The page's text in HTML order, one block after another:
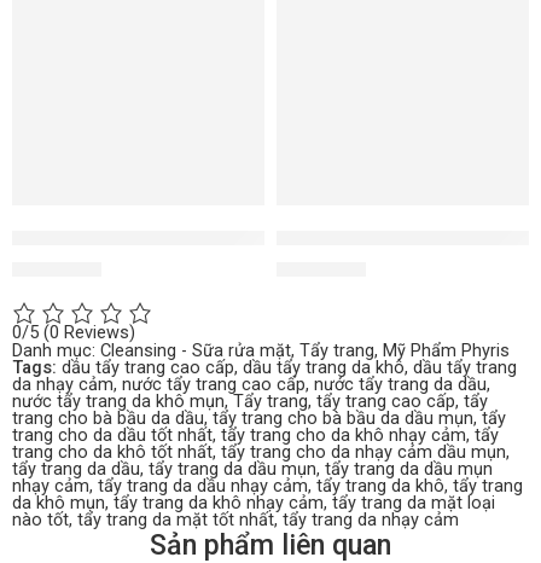
0/5 (0 Reviews)
Danh mục: Cleansing - Sữa rửa mặt, Tẩy trang, Mỹ Phẩm Phyris
Tags: dầu tẩy trang cao cấp, dầu tẩy trang da khô, dầu tẩy trang
da nhạy cảm, nước tẩy trang cao cấp, nước tẩy trang da dầu,
nước tẩy trang da khô mụn, Tẩy trang, tẩy trang cao cấp, tẩy
trang cho bà bầu da dầu, tẩy trang cho bà bầu da dầu mụn, tẩy
trang cho da dầu tốt nhất, tẩy trang cho da khô nhạy cảm, tẩy
trang cho da khô tốt nhất, tẩy trang cho da nhạy cảm dầu mụn,
tẩy trang da dầu, tẩy trang da dầu mụn, tẩy trang da dầu mụn
nhạy cảm, tẩy trang da dầu nhạy cảm, tẩy trang da khô, tẩy trang
da khô mụn, tẩy trang da khô nhạy cảm, tẩy trang da mặt loại
nào tốt, tẩy trang da mặt tốt nhất, tẩy trang da nhạy cảm
Sản phẩm liên quan